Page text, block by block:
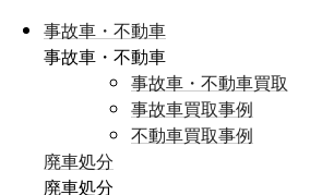
事故車・不動車
事故車・不動車
事故車・不動車買取
事故車買取事例
不動車買取事例
廃車処分
廃車処分